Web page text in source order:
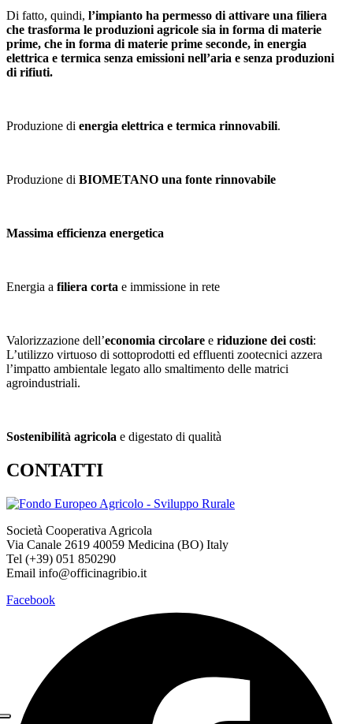
Di fatto, quindi, l’impianto ha permesso di attivare una filiera
che trasforma le produzioni agricole sia in forma di materie
prime, che in forma di materie prime seconde, in energia
elettrica e termica senza emissioni nell’aria e senza produzioni
di rifiuti.
Produzione di energia elettrica e termica rinnovabili.
Produzione di BIOMETANO una fonte rinnovabile
Massima efficienza energetica
Energia a filiera corta e immissione in rete
Valorizzazione dell’economia circolare e riduzione dei costi:
L’utilizzo virtuoso di sottoprodotti ed effluenti zootecnici azzera
l’impatto ambientale legato allo smaltimento delle matrici
agroindustriali.
Sostenibilità agricola e digestato di qualità
CONTATTI
Società Cooperativa Agricola
Via Canale 2619 40059 Medicina (BO) Italy
Tel (+39) 051 850290
Email info@officinagribio.it
Facebook